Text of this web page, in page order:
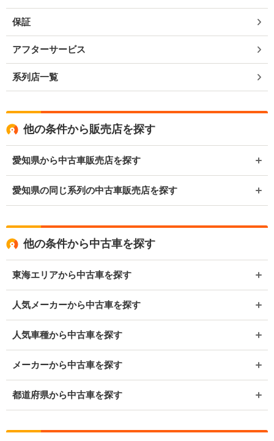
保証
アフターサービス
系列店一覧
他の条件から販売店を探す
愛知県から中古車販売店を探す
愛知県の同じ系列の中古車販売店を探す
他の条件から中古車を探す
東海エリアから中古車を探す
人気メーカーから中古車を探す
人気車種から中古車を探す
メーカーから中古車を探す
都道府県から中古車を探す